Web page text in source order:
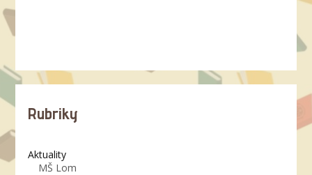
Rubriky
Aktuality
MŠ Lom